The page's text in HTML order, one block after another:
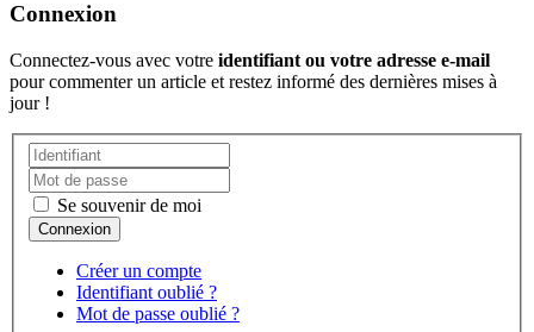
Connexion
Connectez-vous avec votre identifiant ou votre adresse e-mail
pour commenter un article et restez informé des dernières mises à
jour !
Se souvenir de moi
Créer un compte
Identifiant oublié ?
Mot de passe oublié ?